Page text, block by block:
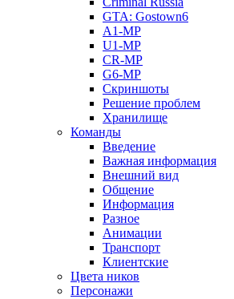
GTA: Gostown6
A1-MP
U1-MP
CR-MP
G6-MP
Скриншоты
Решение проблем
Хранилище
Команды
Введение
Важная информация
Внешний вид
Общение
Информация
Разное
Анимации
Транспорт
Клиентские
Цвета ников
Персонажи